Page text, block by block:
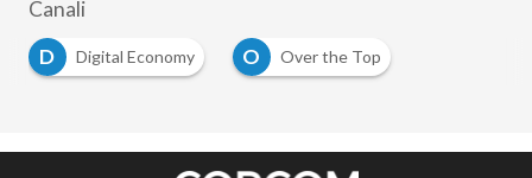
Canali
D
Digital Economy O Over the Top